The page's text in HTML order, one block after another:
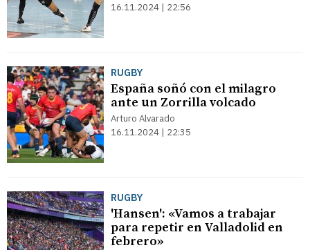
16.11.2024 | 22:56
RUGBY
España soñó con el milagro
ante un Zorrilla volcado
Arturo Alvarado
16.11.2024 | 22:35
RUGBY
'Hansen': «Vamos a trabajar
para repetir en Valladolid en
febrero»